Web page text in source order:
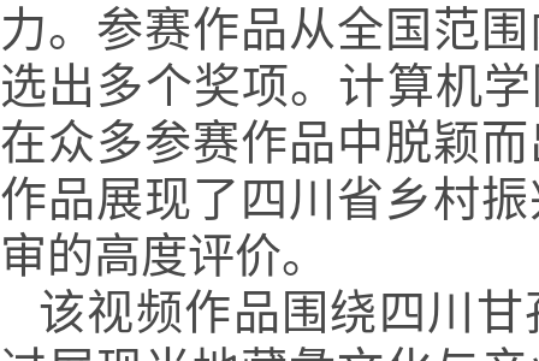
力。参赛作品从全国范
选出多个奖项。计算机
在众多参赛作品中脱颖
作品展现了四川省乡村
审的高度评价。
该视频作品围绕四川